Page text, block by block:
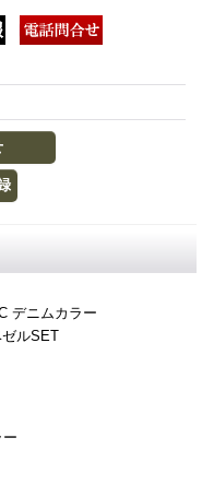
デニムカラー
ルSET